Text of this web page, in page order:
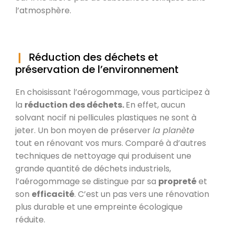
l’atmosphère.
Réduction des déchets et
préservation de l’environnement
En choisissant l’aérogommage, vous participez à
la réduction des déchets.En effet, aucun
solvant nocif ni pellicules plastiques ne sont à
jeter. Un bon moyen de préserver la planète
tout en rénovant vos murs. Comparé à d’autres
techniques de nettoyage qui produisent une
grande quantité de déchets industriels,
l’aérogommage se distingue par sa propretéet
son efficacité. C’est un pas vers une rénovation
plus durable et une empreinte écologique
réduite.